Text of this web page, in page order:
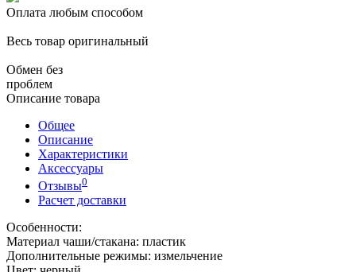
Оплата любым способом
Весь товар оригинальный
Обмен без
проблем
Описание товара
Общее
Описание
Характеристики
Аксессуары
Отзывы0
Расчет доставки
Особенности:
Материал чаши/стакана: пластик
Дополнительные режимы: измельчение